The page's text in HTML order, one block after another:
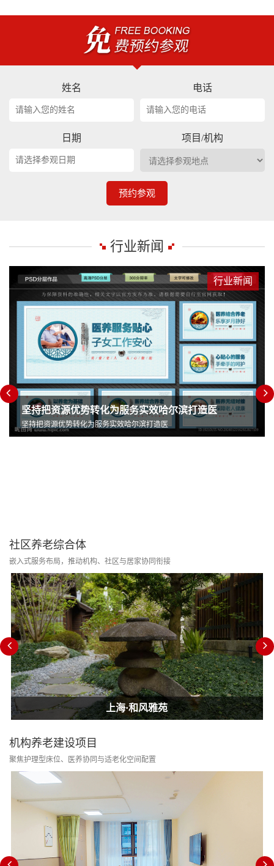
姓名 电话
日期 项目/机构
预约参观
行业新闻
行业新闻
坚持把资源优势转化为服务实效哈尔滨打造医
坚持把资源优势转化为服务实效哈尔滨打造医
社区养老综合体
嵌入式服务布局，推动机构、社区与居家协同衔接
上海·和风雅苑
上海·和风雅苑
上海·和风雅苑
机构养老建设项目
聚焦护理型床位、医养协同与适老化空间配置